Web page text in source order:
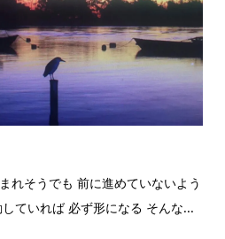
れそうでも 前に進めていないよう
ていれば 必ず形になる そんな...